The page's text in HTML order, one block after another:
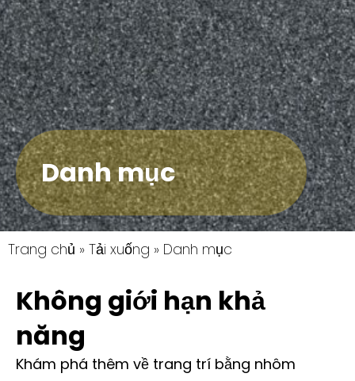
Danh mục
Trang chủ » Tải xuống » Danh mục
Không giới hạn khả
năng
Khám phá thêm về trang trí bằng nhôm